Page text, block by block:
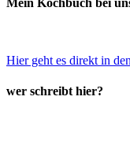
Hier geht es direkt in
wer schreibt hier?